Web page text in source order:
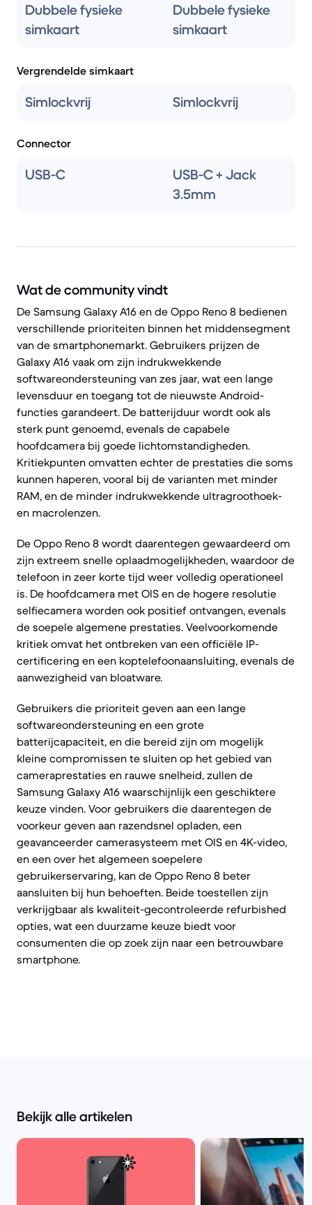
Dubbele fysieke
simkaart
Dubbele fysieke
simkaart
Vergrendelde simkaart
Simlockvrij Simlockvrij
Connector
USB-C
USB-C + Jack
3.5mm
Wat de community vindt
De Samsung Galaxy A16 en de Oppo Reno 8 bedienen
verschillende prioriteiten binnen het middensegment
van de smartphonemarkt. Gebruikers prijzen de
Galaxy A16 vaak om zijn indrukwekkende
softwareondersteuning van zes jaar, wat een lange
levensduur en toegang tot de nieuwste Android-
functies garandeert. De batterijduur wordt ook als
sterk punt genoemd, evenals de capabele
hoofdcamera bij goede lichtomstandigheden.
Kritiekpunten omvatten echter de prestaties die soms
kunnen haperen, vooral bij de varianten met minder
RAM, en de minder indrukwekkende ultragroothoek-
en macrolenzen.
De Oppo Reno 8 wordt daarentegen gewaardeerd om
zijn extreem snelle oplaadmogelijkheden, waardoor de
telefoon in zeer korte tijd weer volledig operationeel
is. De hoofdcamera met OIS en de hogere resolutie
selfiecamera worden ook positief ontvangen, evenals
de soepele algemene prestaties. Veelvoorkomende
kritiek omvat het ontbreken van een officiële IP-
certificering en een koptelefoonaansluiting, evenals de
aanwezigheid van bloatware.
Gebruikers die prioriteit geven aan een lange
softwareondersteuning en een grote
batterijcapaciteit, en die bereid zijn om mogelijk
kleine compromissen te sluiten op het gebied van
cameraprestaties en rauwe snelheid, zullen de
Samsung Galaxy A16 waarschijnlijk een geschiktere
keuze vinden. Voor gebruikers die daarentegen de
voorkeur geven aan razendsnel opladen, een
geavanceerder camerasysteem met OIS en 4K-video,
en een over het algemeen soepelere
gebruikerservaring, kan de Oppo Reno 8 beter
aansluiten bij hun behoeften. Beide toestellen zijn
verkrijgbaar als kwaliteit-gecontroleerde refurbished
opties, wat een duurzame keuze biedt voor
consumenten die op zoek zijn naar een betrouwbare
smartphone.
Bekijk alle artikelen